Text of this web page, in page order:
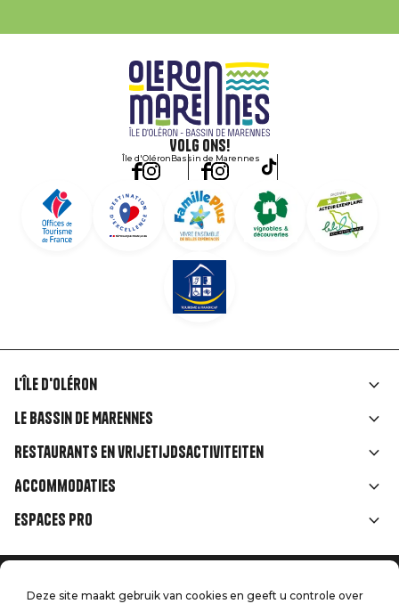
Volg ons!
Île d'OléronBassin de Marennes
Liens
rubriques
L'île d'Oléron
Le Bassin de Marennes
Restaurants en vrijetijdsactiviteiten
Accommodaties
Espaces Pro
Juridische informatie
Deze site maakt gebruik van cookies en geeft u controle over